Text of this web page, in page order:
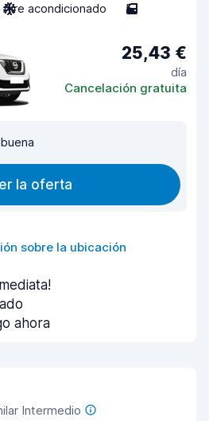
Aire acondicionado 5
25,43 €
día
Cancelación gratuita
la oferta
sobre la ubicación
ahora
Intermedio